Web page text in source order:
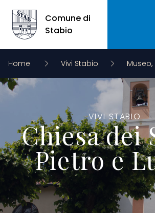
Comune di Stabio
Comune di
Stabio
Home Vivi Stabio
VIVI STABIO
Chiesa dei
Pietro e